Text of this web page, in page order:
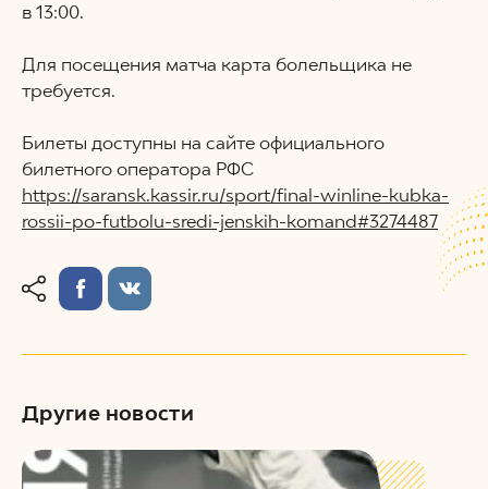
в 13:00.
Для посещения матча карта болельщика не
требуется.
Билеты доступны на сайте официального
билетного оператора РФС
https://saransk.kassir.ru/sport/final-winline-kubka-
rossii-po-futbolu-sredi-jenskih-komand#3274487
Другие новости